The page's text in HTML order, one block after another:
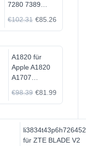
7280 7389
€102.31 €85.26
A1820 für
Apple A1820
A1707
€98.39 €81.99
li3834t43p6h726452
für ZTE BLADE V2